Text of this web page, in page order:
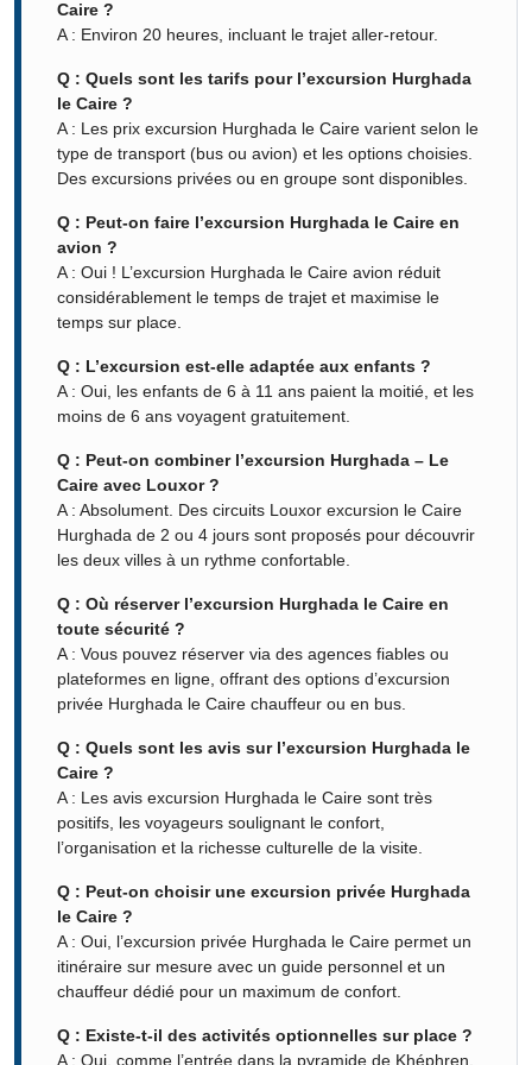
Caire ?
A : Environ 20 heures, incluant le trajet aller-retour.
Q : Quels sont les tarifs pour l’excursion Hurghada
le Caire ?
A : Les prix excursion Hurghada le Caire varient selon le
type de transport (bus ou avion) et les options choisies.
Des excursions privées ou en groupe sont disponibles.
Q : Peut-on faire l’excursion Hurghada le Caire en
avion ?
A : Oui ! L’excursion Hurghada le Caire avion réduit
considérablement le temps de trajet et maximise le
temps sur place.
Q : L’excursion est-elle adaptée aux enfants ?
A : Oui, les enfants de 6 à 11 ans paient la moitié, et les
moins de 6 ans voyagent gratuitement.
Q : Peut-on combiner l’excursion Hurghada – Le
Caire avec Louxor ?
A : Absolument. Des circuits Louxor excursion le Caire
Hurghada de 2 ou 4 jours sont proposés pour découvrir
les deux villes à un rythme confortable.
Q : Où réserver l’excursion Hurghada le Caire en
toute sécurité ?
A : Vous pouvez réserver via des agences fiables ou
plateformes en ligne, offrant des options d’excursion
privée Hurghada le Caire chauffeur ou en bus.
Q : Quels sont les avis sur l’excursion Hurghada le
Caire ?
A : Les avis excursion Hurghada le Caire sont très
positifs, les voyageurs soulignant le confort,
l’organisation et la richesse culturelle de la visite.
Q : Peut-on choisir une excursion privée Hurghada
le Caire ?
A : Oui, l’excursion privée Hurghada le Caire permet un
itinéraire sur mesure avec un guide personnel et un
chauffeur dédié pour un maximum de confort.
Q : Existe-t-il des activités optionnelles sur place ?
A : Oui, comme l’entrée dans la pyramide de Khéphren,